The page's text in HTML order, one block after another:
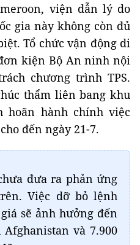
viện dẫn lý do
gia này không còn đủ
Tổ chức vận động di
kiện Bộ An ninh nội
chương trình TPS.
thẩm liên bang khu
hoãn hành chính việc
đến ngày 21-7.
đưa ra phản ứng
Việc dỡ bỏ lệnh
sẽ ảnh hưởng đến
và 7.900